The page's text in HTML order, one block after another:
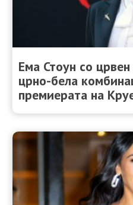
Ема Стоун со
црно-бела
премиерата на